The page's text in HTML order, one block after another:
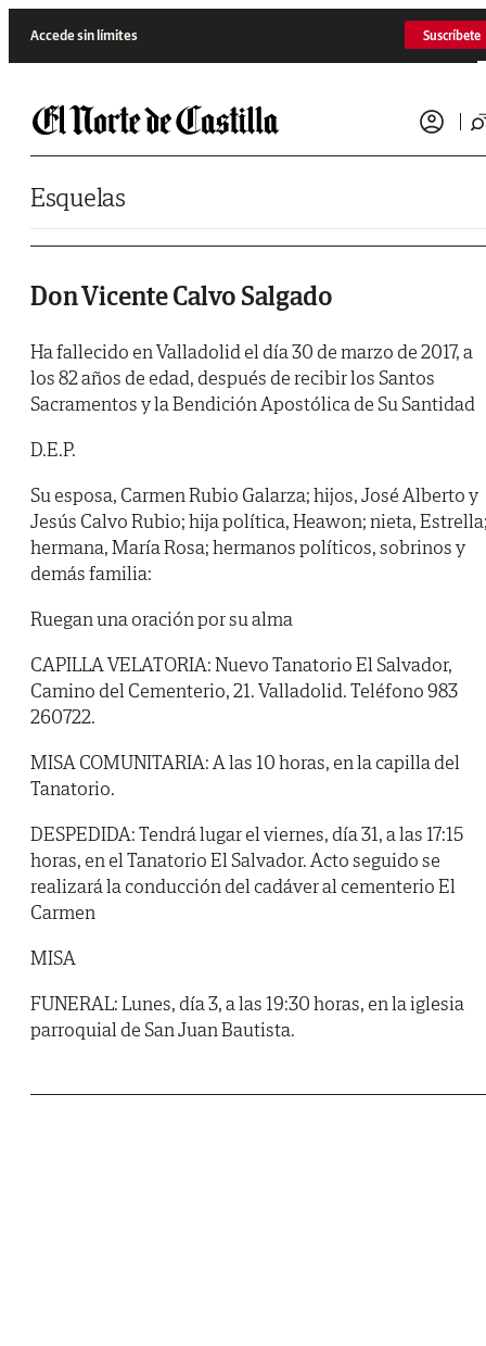
Accede sin límites Suscríbete
Esquelas
Don Vicente Calvo Salgado
Ha fallecido en Valladolid el día 30 de marzo de 2017, a
los 82 años de edad, después de recibir los Santos
Sacramentos y la Bendición Apostólica de Su Santidad
D.E.P.
Su esposa, Carmen Rubio Galarza; hijos, José Alberto y
Jesús Calvo Rubio; hija política, Heawon; nieta,
hermana, María Rosa; hermanos políticos, sobrinos y
demás familia:
Ruegan una oración por su alma
CAPILLA VELATORIA: Nuevo Tanatorio El Salvador,
Camino del Cementerio, 21. Valladolid. Teléfono 983
260722.
MISA COMUNITARIA: A las 10 horas, en la capilla del
Tanatorio.
DESPEDIDA: Tendrá lugar el viernes, día 31, a las 17:15
horas, en el Tanatorio El Salvador. Acto seguido se
realizará la conducción del cadáver al cementerio El
Carmen
MISA
FUNERAL: Lunes, día 3, a las 19:30 horas, en la iglesia
parroquial de San Juan Bautista.